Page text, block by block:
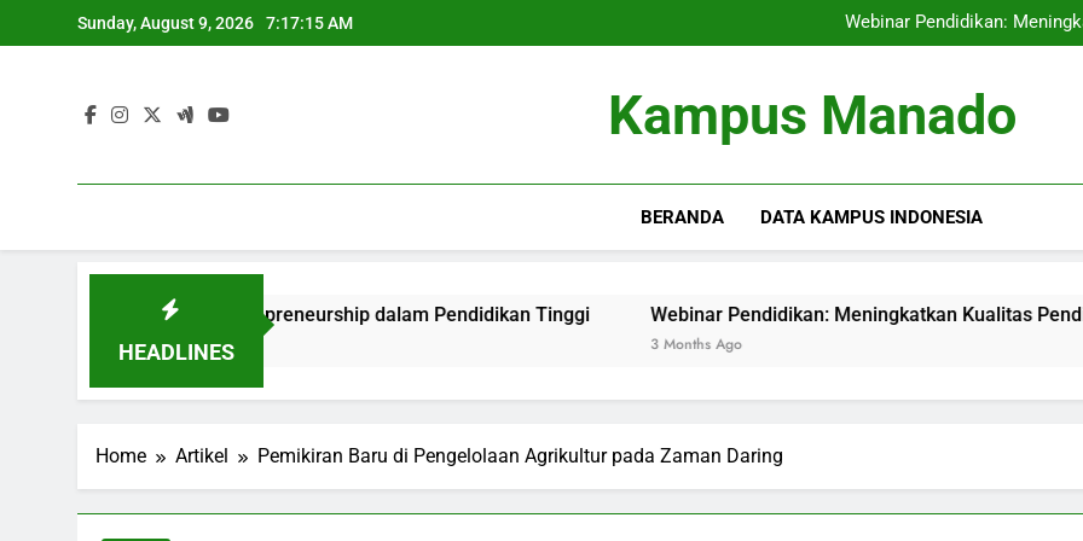
to
Sunday, August 9, 2026 7:17:16 AM
Webinar Pendidikan:
Taktik Optimal
Webinar Pendidikan:
Taktik Optimal
Kampus Manado
BERANDA DATA KAMPUS INDONESIA
HEADLINES
dan Entrepreneurship dalam Pendidikan Tinggi Webinar Pendidikan: Meningkatkan Kualitas Pendidikan
Home Artikel Pemikiran Baru di Pengelolaan Agrikultur pada Zaman Daring